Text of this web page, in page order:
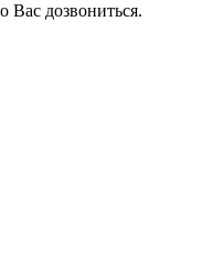
Вас дозвониться.